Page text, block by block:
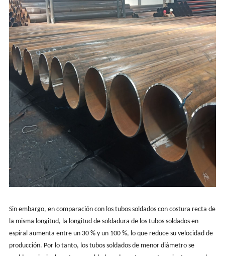
Sin embargo, en comparación con los tubos soldados con costura recta de
la misma longitud, la longitud de soldadura de los tubos soldados en
espiral aumenta entre un 30 % y un 100 %, lo que reduce su velocidad de
producción. Por lo tanto, los tubos soldados de menor diámetro se